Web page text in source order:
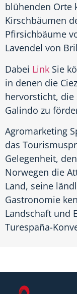
blühenden Orte
Kirschbäumen
Pfirsichbäume
Lavendel von
Dabei Link Sie
in denen die
hervorsticht, die
Galindo zu
Agromarketing
das
Gelegenheit,
Norwegen die
Land, seine
Gastronomie
Landschaft und
Turespaña-